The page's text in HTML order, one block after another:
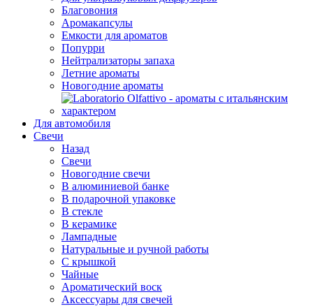
Благовония
Аромакапсулы
Емкости для ароматов
Попурри
Нейтрализаторы запаха
Летние ароматы
Новогодние ароматы
Для автомобиля
Свечи
Назад
Свечи
Новогодние свечи
В алюминиевой банке
В подарочной упаковке
В стекле
В керамике
Лампадные
Натуральные и ручной работы
С крышкой
Чайные
Ароматический воск
Аксессуары для свечей